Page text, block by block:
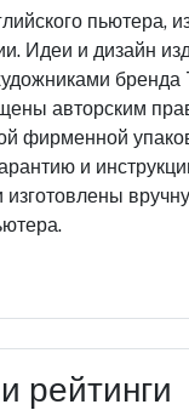
пьютера,
Идеи и дизайн
авторским
фирменной
и
рейтинги